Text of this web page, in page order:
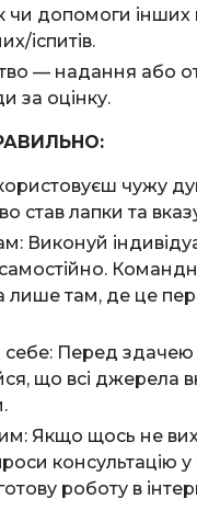
чи допомоги інших
іспитів.
— надання або
за оцінку.
чужу
став лапки та
Виконуй
лише там, де це
себе: Перед
що всі джерела
Якщо щось не
консультацію у
роботу в